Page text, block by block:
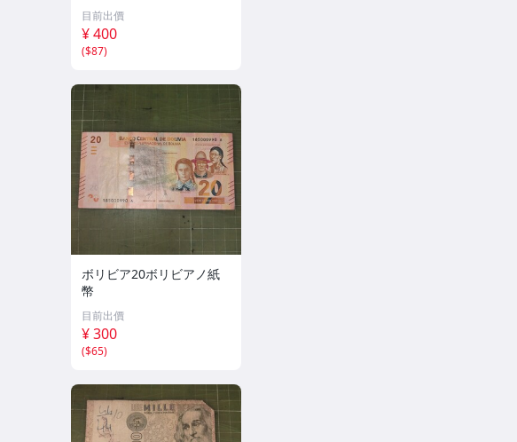
目前出價
¥ 400
($87)
ボリビア20ボリビアノ紙
幣
目前出價
¥ 300
($65)